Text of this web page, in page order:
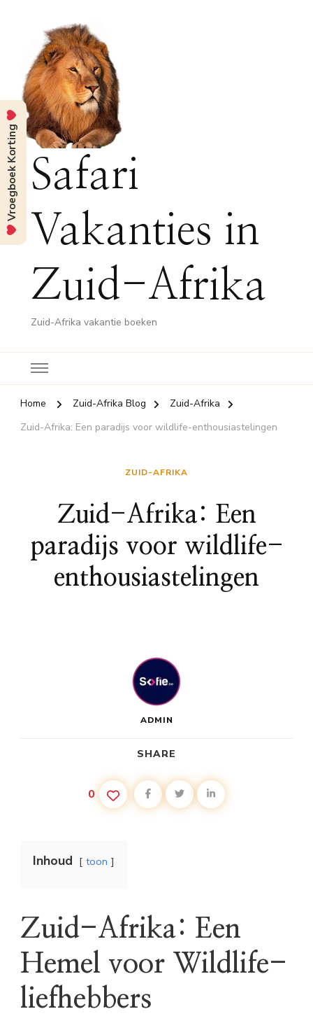
Safari
Vakanties in
Zuid-Afrika
Zuid-Afrika vakantie boeken
Home Zuid-Afrika Blog
Zuid-Afrika
Zuid-Afrika: Een paradijs voor wildlife-enthousiastelingen
ZUID-AFRIKA
Zuid-Afrika: Een
paradijs voor wildlife-
enthousiastelingen
ADMIN
SHARE
0
Inhoud toon
Zuid-Afrika: Een
Hemel voor Wildlife-
liefhebbers
Vroegboek Korting